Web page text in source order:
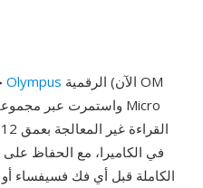
Olympus